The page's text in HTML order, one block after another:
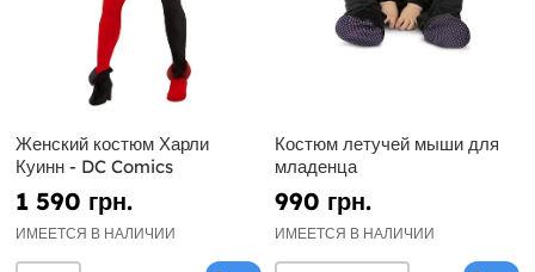
Женский костюм Харли
Куинн - DC Comics
1 590 грн.
ИМЕЕТСЯ В НАЛИЧИИ
Костюм летучей мыши для
младенца
990 грн.
ИМЕЕТСЯ В НАЛИЧИИ